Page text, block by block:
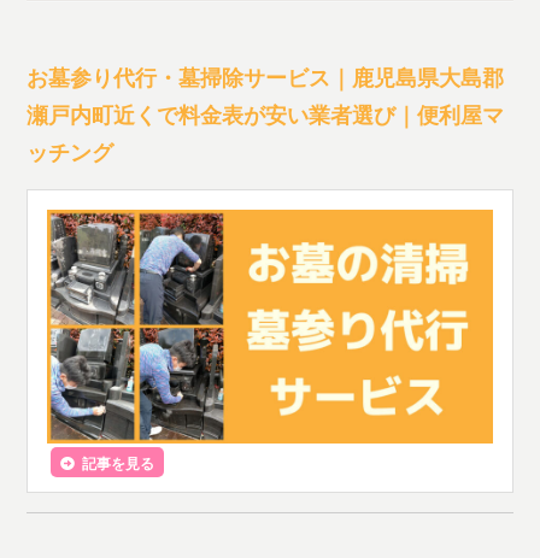
お墓参り代行・墓掃除サービス｜鹿児島県大島郡
瀬戸内町近くで料金表が安い業者選び｜便利屋マ
ッチング
記事を見る